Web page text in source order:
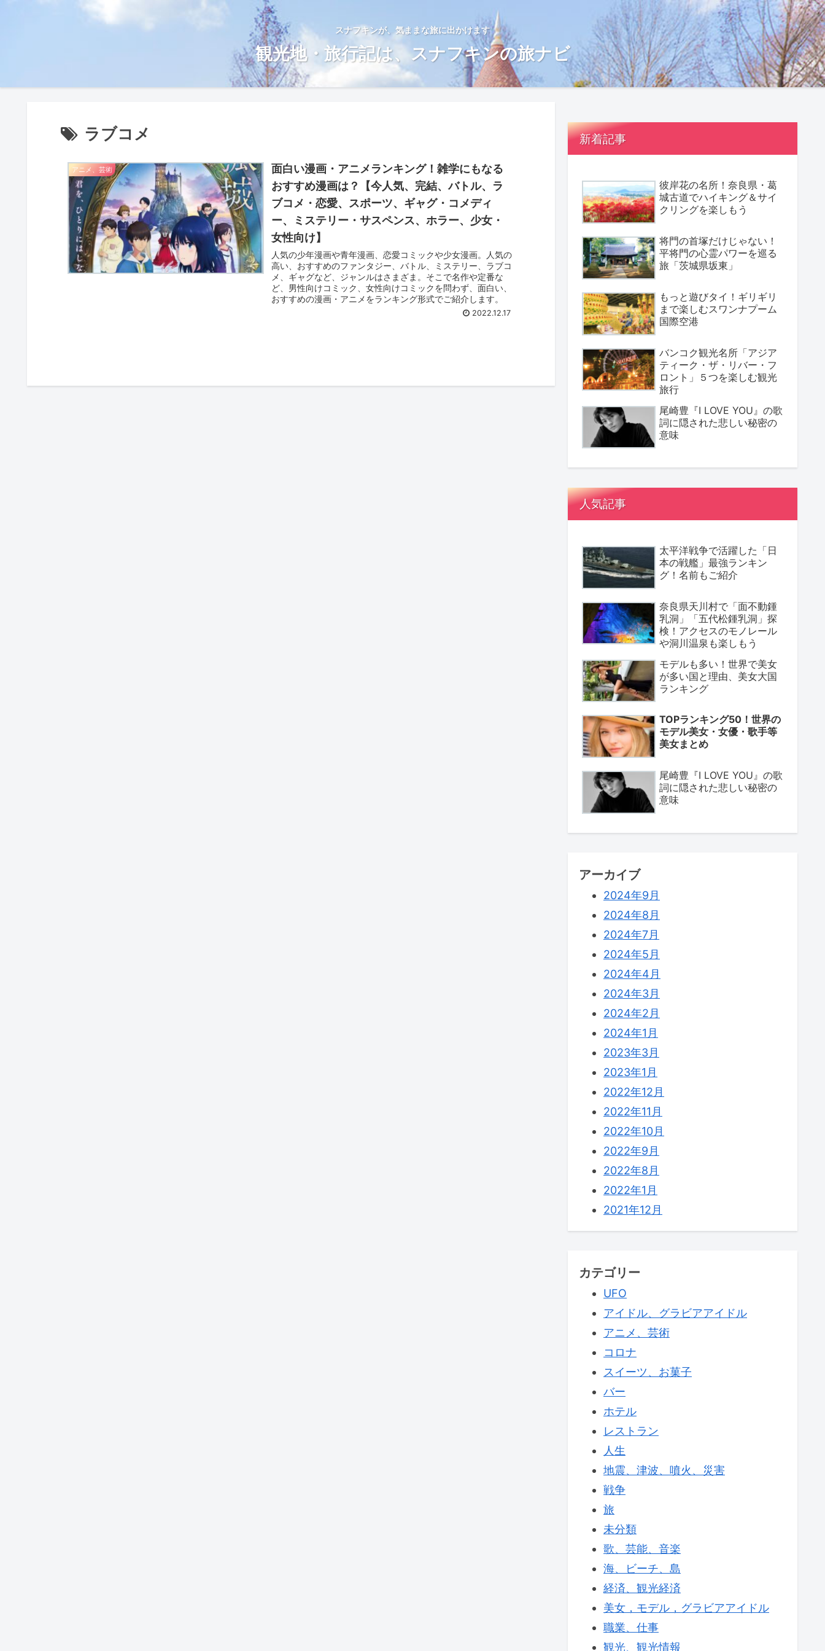
スナフキンが、気ままな旅に出かけます
観光地・旅行記は、スナフキンの旅ナビ
ラブコメ
アニメ、芸術
面白い漫画・アニメランキング！雑学にもなる
おすすめ漫画は？【今人気、完結、バトル、ラ
ブコメ・恋愛、スポーツ、ギャグ・コメディ
ー、ミステリー・サスペンス、ホラー、少女・
女性向け】
人気の少年漫画や青年漫画、恋愛コミックや少女漫画。人気の
高い、おすすめのファンタジー、バトル、ミステリー、ラブコ
メ、ギャグなど、ジャンルはさまざま。そこで名作や定番な
ど、男性向けコミック、女性向けコミックを問わず、面白い、
おすすめの漫画・アニメをランキング形式でご紹介します。
2022.12.17
新着記事
彼岸花の名所！奈良県・葛
城古道でハイキング＆サイ
クリングを楽しもう
将門の首塚だけじゃない！
平将門の心霊パワーを巡る
旅「茨城県坂東」
もっと遊びタイ！ギリギリ
まで楽しむスワンナプーム
国際空港
バンコク観光名所「アジア
ティーク・ザ・リバー・フ
ロント」５つを楽しむ観光
旅行
尾崎豊『I LOVE YOU』の歌
詞に隠された悲しい秘密の
意味
人気記事
太平洋戦争で活躍した「日
本の戦艦」最強ランキン
グ！名前もご紹介
奈良県天川村で「面不動鍾
乳洞」「五代松鍾乳洞」探
検！アクセスのモノレール
や洞川温泉も楽しもう
モデルも多い！世界で美女
が多い国と理由、美女大国
ランキング
TOPランキング50！世界の
モデル美女・女優・歌手等
美女まとめ
尾崎豊『I LOVE YOU』の歌
詞に隠された悲しい秘密の
意味
アーカイブ
2024年9月
2024年8月
2024年7月
2024年5月
2024年4月
2024年3月
2024年2月
2024年1月
2023年3月
2023年1月
2022年12月
2022年11月
2022年10月
2022年9月
2022年8月
2022年1月
2021年12月
カテゴリー
UFO
アイドル、グラビアアイドル
アニメ、芸術
コロナ
スイーツ、お菓子
バー
ホテル
レストラン
人生
地震、津波、噴火、災害
戦争
旅
未分類
歌、芸能、音楽
海、ビーチ、島
経済、観光経済
美女，モデル，グラビアアイドル
職業、仕事
観光、観光情報